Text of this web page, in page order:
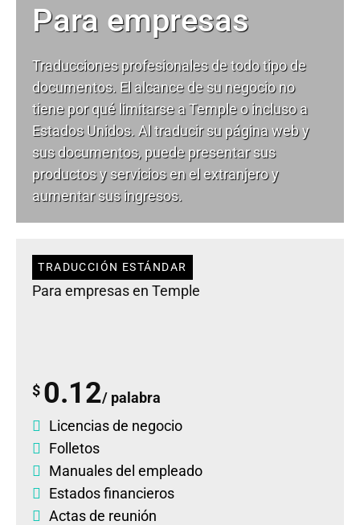
Para empresas
Traducciones profesionales de todo tipo de
documentos. El alcance de su negocio no
tiene por qué limitarse a Temple o incluso a
Estados Unidos. Al traducir su página web y
sus documentos, puede presentar sus
productos y servicios en el extranjero y
aumentar sus ingresos.
TRADUCCIÓN ESTÁNDAR
Para empresas en Temple
$ 0.12/ palabra
Licencias de negocio
Folletos
Manuales del empleado
Estados financieros
Actas de reunión